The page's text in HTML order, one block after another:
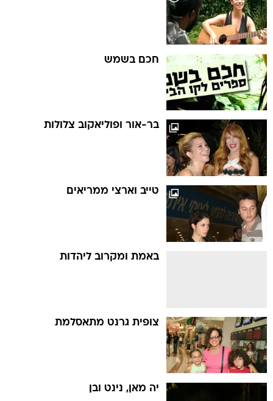
חכם בשמש
בר-אור ופוליאקוב צלולות
טייב וארצי ממריאים
באמת ומקרוב ליהדות
צופית גרנט מתאסלמת
יה מאן, נינט ובן